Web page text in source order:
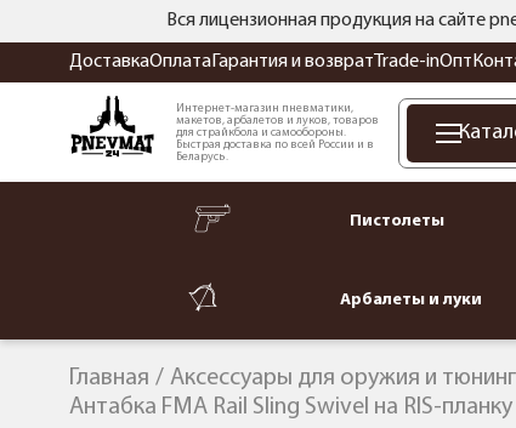
Вся лицензионная продукция на сайте
ДоставкаОплата Гарантия и возврат Trade-inОпт
Интернет-магазин пневматики,
макетов, арбалетов и луков, товаров
для страйкбола и самообороны.
Быстрая доставка по всей России и в
Беларусь.
Пистолеты
Арбалеты и луки
Главная Аксессуары для оружия и тюнинг
Антабка FMA Rail Sling Swivel на RIS-